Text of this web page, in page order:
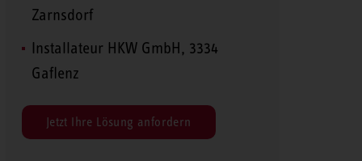
Zarnsdorf
Installateur HKW GmbH, 3334
Gaflenz
Jetzt Ihre Lösung anfordern